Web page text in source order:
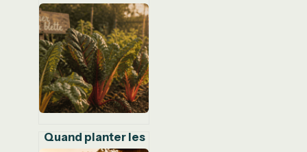
bois en 1 mètre :
pourquoi viser 90
€ est une
stratégie
d’économie
durable
Quand planter les